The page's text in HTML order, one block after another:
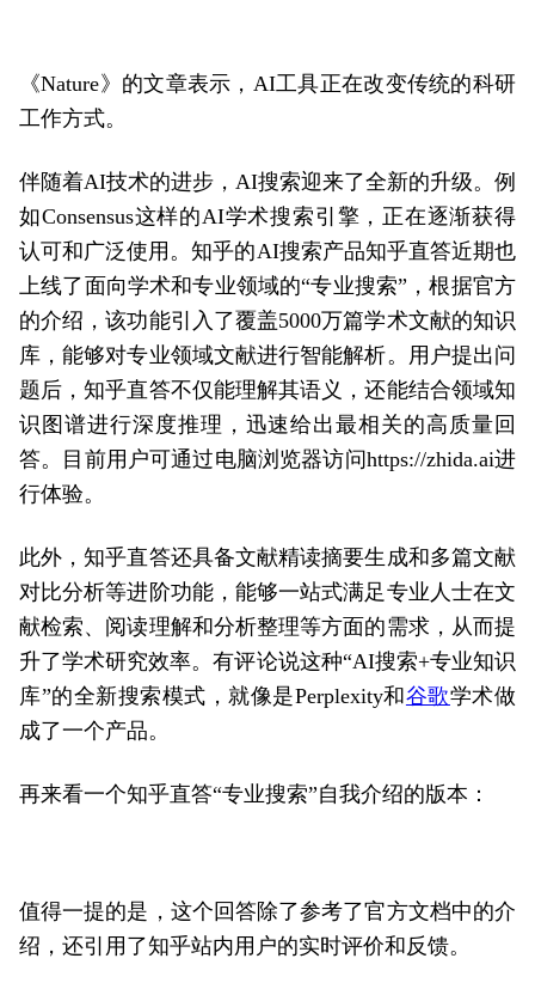
《Nature》的文章表示，AI工具正在改变传统的科研
工作方式。
伴随着AI技术的进步，AI搜索迎来了全新的升级。例
如Consensus这样的AI学术搜索引擎，正在逐渐获得
认可和广泛使用。知乎的AI搜索产品知乎直答近期也
上线了面向学术和专业领域的“专业搜索”，根据官方
的介绍，该功能引入了覆盖5000万篇学术文献的知识
库，能够对专业领域文献进行智能解析。用户提出问
题后，知乎直答不仅能理解其语义，还能结合领域知
识图谱进行深度推理，迅速给出最相关的高质量回
答。目前用户可通过电脑浏览器访问https://zhida.ai进
行体验。
此外，知乎直答还具备文献精读摘要生成和多篇文献
对比分析等进阶功能，能够一站式满足专业人士在文
献检索、阅读理解和分析整理等方面的需求，从而提
升了学术研究效率。有评论说这种“AI搜索+专业知识
库”的全新搜索模式，就像是Perplexity和谷歌学术做
成了一个产品。
再来看一个知乎直答“专业搜索”自我介绍的版本：
值得一提的是，这个回答除了参考了官方文档中的介
绍，还引用了知乎站内用户的实时评价和反馈。